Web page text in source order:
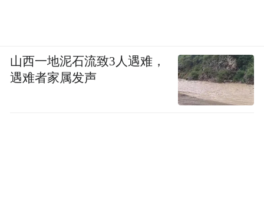
山西一地泥石流致3人遇难，
遇难者家属发声